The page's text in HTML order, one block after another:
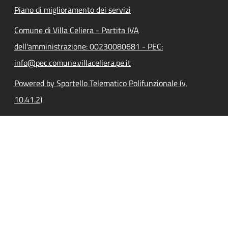
Piano di miglioramento dei servizi
Comune di Villa Celiera - Partita IVA
dell'amministrazione: 00230080681 - PEC:
info@pec.comune.villaceliera.pe.it
Powered by Sportello Telematico Polifunzionale (v.
10.41.2)